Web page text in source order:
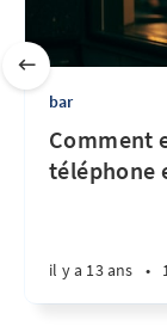
bar
Comment
téléphone
il y a 13 ans •